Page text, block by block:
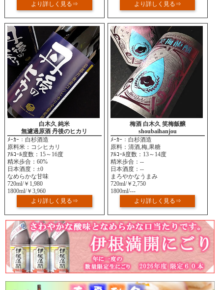
より詳しく見る⇒
より詳しく見る⇒
白木久 純米
無濾過原酒 丹後のヒカリ
ﾒｰｶｰ：白杉酒造
原料米：コシヒカリ
ｱﾙｺｰﾙ度数：15～16度
精米歩合：60%
日本酒度：±0
なめらかな甘味
720ml/￥1,980
1800ml/￥3,960
より詳しく見る⇒
梅酒 白木久 笑梅飯醸
shoubaihanjou
ﾒｰｶｰ：白杉酒造
原料：清酒,梅,果糖
ｱﾙｺｰﾙ度数：13～14度
精米歩合：--
日本酒度：--
まろやかなうまみ
720ml/￥2,750
1800ml/---
より詳しく見る⇒